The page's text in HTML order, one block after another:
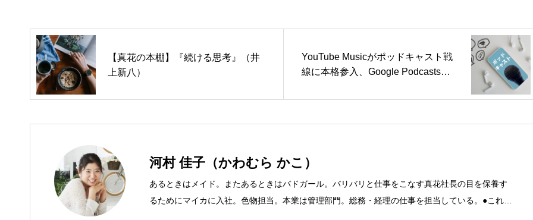
【真花の本棚】『続ける思考』（井
上新八）
YouTube Musicがポッドキャスト戦
線に本格参入、Google Podcastsは
河村 佳子（かわむら かこ）
あるときはメイド。またあるときはバドガール。バリバリと仕事をこなす真花社長の目を保養す
るためにマイカに入社。色物担当。本業は管理部門。総務・経理の仕事を担当している。●これま